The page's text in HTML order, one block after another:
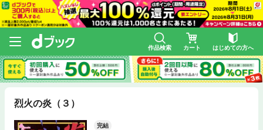
作品検索 カート はじめての方へ
烈火の炎（３）
完結